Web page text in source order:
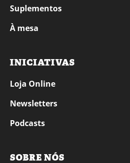
Suplementos
À mesa
INICIATIVAS
Loja Online
Newsletters
Podcasts
SOBRE NÓS